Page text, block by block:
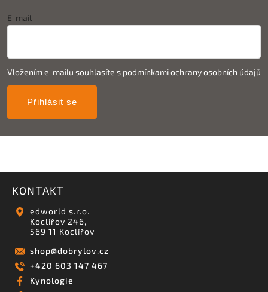
E-mail
Vložením e-mailu souhlasíte s podmínkami ochrany osobních údajů
Přihlásit se
KONTAKT
edworld s.r.o.
Koclířov 246,
569 11 Koclířov
shop@dobrylov.cz
+420 603 147 467
Kynologie